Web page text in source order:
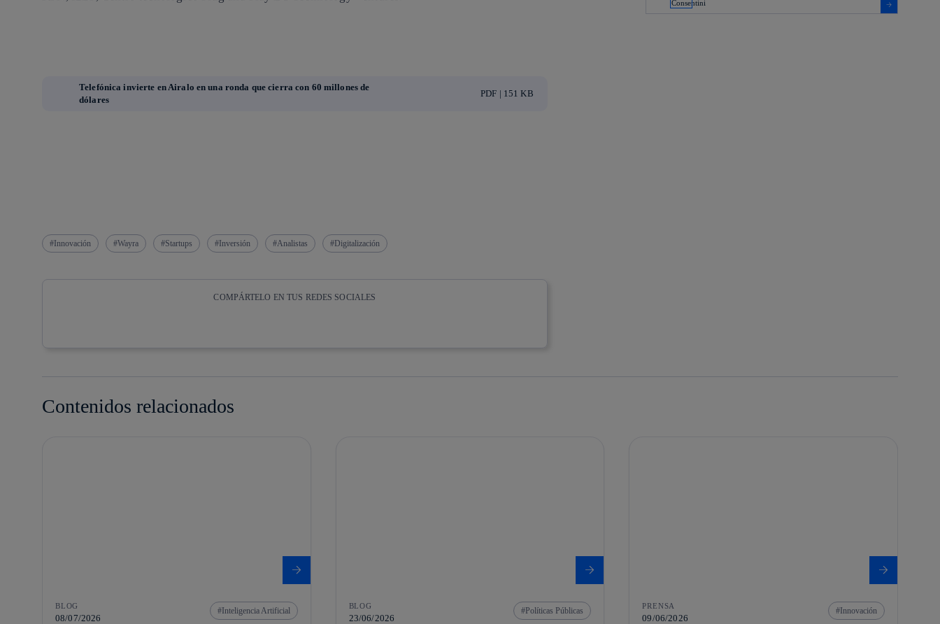
Telefónica invierte en Airalo en una ronda que cierra con 60 millones de
dólares
PDF | 151 KB
Innovación Wayra Startups Inversión Analistas Digitalización
COMPÁRTELO EN TUS REDES SOCIALES
Contenidos relacionados
BLOG
08/07/2026
Inteligencia Artificial BLOG
23/06/2026
Políticas Públicas PRENSA
09/06/2026
Innovación